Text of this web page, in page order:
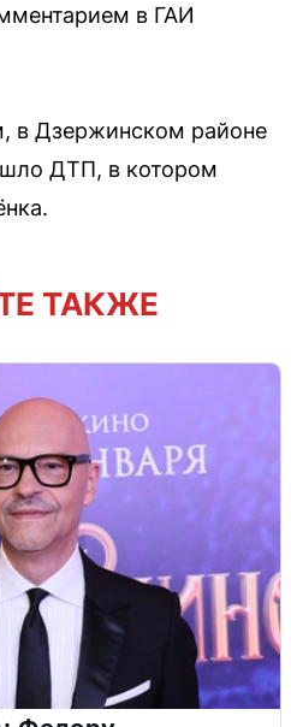
в ГАИ
в Дзержинском районе
ДТП, в котором
ТАКЖЕ